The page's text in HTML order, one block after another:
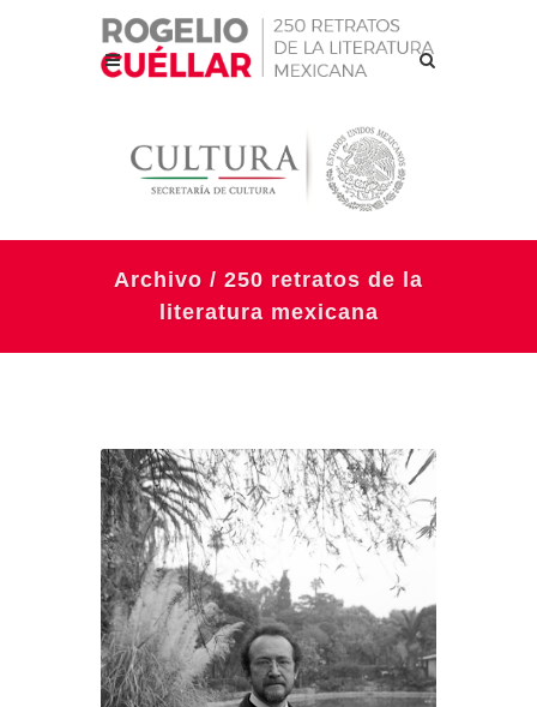
Archivo / 250 retratos de la
literatura mexicana